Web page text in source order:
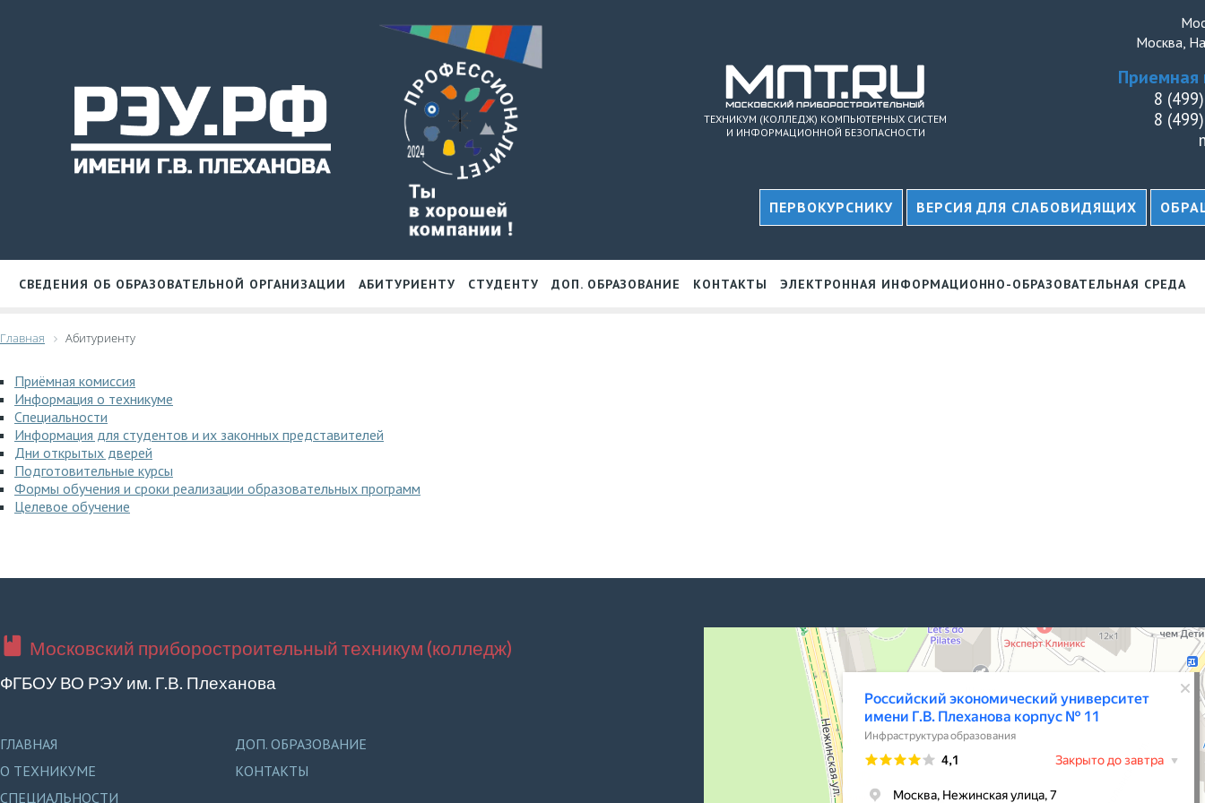
ТЕХНИКУМ (КОЛЛЕДЖ) КОМПЬЮТЕРНЫХ СИСТЕМ
И ИНФОРМАЦИОННОЙ БЕЗОПАСНОСТИ
Москва,
Приемная
8
8
ПЕРВОКУРСНИКУ ВЕРСИЯ ДЛЯ СЛАБОВИДЯЩИХ
СВЕДЕНИЯ ОБ ОБРАЗОВАТЕЛЬНОЙ ОРГАНИЗАЦИИ АБИТУРИЕНТУ СТУДЕНТУ ДОП. ОБРАЗОВАНИЕ КОНТАКТЫ ЭЛЕКТРОННАЯ ИНФОРМАЦИОННО-ОБРАЗОВАТЕЛЬНАЯ СРЕДА
Главная Абитуриенту
Приёмная комиссия
Информация о техникуме
Специальности
Информация для студентов и их законных представителей
Дни открытых дверей
Подготовительные курсы
Формы обучения и сроки реализации образовательных программ
Целевое обучение
Московский приборостроительный техникум (колледж)
ФГБОУ ВО РЭУ им. Г.В. Плеханова
ГЛАВНАЯ
О ТЕХНИКУМЕ
СПЕЦИАЛЬНОСТИ
ДОП. ОБРАЗОВАНИЕ
КОНТАКТЫ